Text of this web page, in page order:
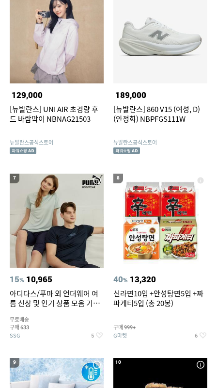
129,000
[뉴발란스] UNI AIR 초경량 후
드 바람막이 NBNAG21503
뉴발란스공식스토어
189,000
[뉴발란스] 860 V15 (여성, D)
(안정화) NBPFGS111W
뉴발란스공식스토어
7
15% 10,965
아디다스/푸마 외 언더웨어 여
름 신상 및 인기 상품 모음 기획
무료배송
구매 633
SSG 5
8
40% 13,320
신라면10입 +안성탕면5입 +짜
파게티5입 (총 20봉)
구매 999+
G마켓 6
9 10